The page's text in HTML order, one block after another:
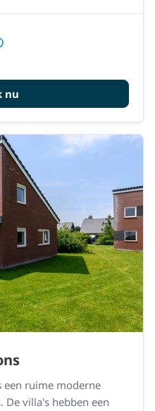
nu
een ruime moderne
villa's hebben een